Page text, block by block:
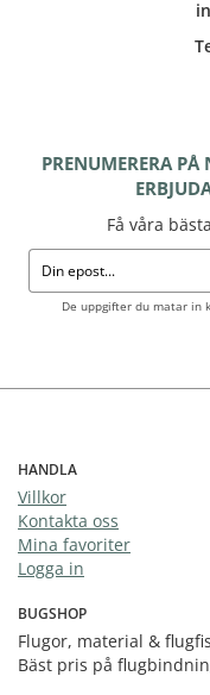
PRENUMERERA PÅ
Få våra
De uppgifter du matar in
HANDLA
Villkor
Kontakta oss
Mina favoriter
Logga in
BUGSHOP
Flugor, material &
Bäst pris på